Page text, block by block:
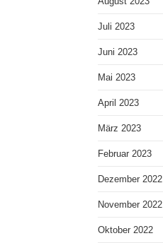
Juli 2023
Juni 2023
Mai 2023
April 2023
März 2023
Februar 2023
Dezember 2022
November 2022
Oktober 2022